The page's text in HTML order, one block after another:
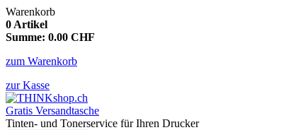
Warenkorb
0 Artikel
Summe: 0.00 CHF
zum Warenkorb
zur Kasse
Gratis Versandtasche
Tinten- und Tonerservice für Ihren Drucker